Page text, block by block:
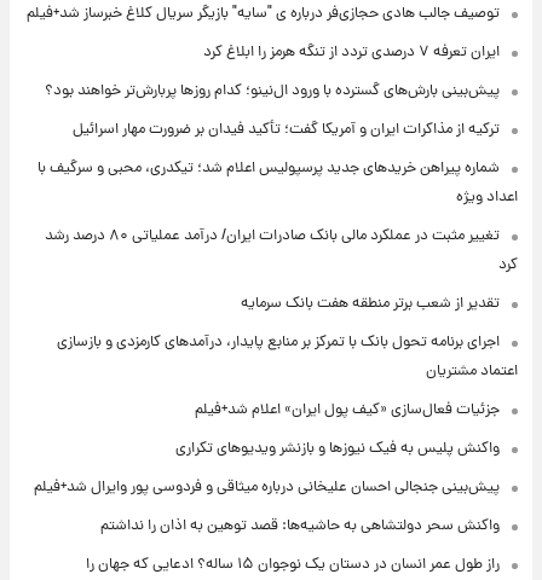
توصیف جالب هادی حجازی‌فر درباره ی "سایه" بازیگر سریال کلاغ خبرساز شد+فیلم
ایران تعرفه ۷ درصدی تردد از تنگه هرمز را ابلاغ کرد
پیش‌بینی بارش‌های گسترده با ورود ال‌نینو؛ کدام روزها پربارش‌تر خواهند بود؟
ترکیه از مذاکرات ایران و آمریکا گفت؛ تأکید فیدان بر ضرورت مهار اسرائیل
شماره پیراهن خریدهای جدید پرسپولیس اعلام شد؛ تیکدری، محبی و سرگیف با
اعداد ویژه
تغییر مثبت در عملکرد مالی بانک صادرات ایران/ درآمد عملیاتی ۸۰ درصد رشد
کرد
تقدیر از شعب برتر منطقه هفت بانک سرمایه
اجرای برنامه تحول بانک با تمرکز بر منابع پایدار، درآمدهای کارمزدی و بازسازی
اعتماد مشتریان
جزئیات فعال‌سازی «کیف پول ایران» اعلام شد+فیلم
واکنش پلیس به فیک نیوزها و بازنشر ویدیوهای تکراری
پیش‌بینی جنجالی احسان علیخانی درباره میثاقی و فردوسی پور وایرال شد+فیلم
واکنش سحر دولتشاهی به حاشیه‌ها: قصد توهین به اذان را نداشتم
راز طول عمر انسان در دستان یک نوجوان ۱۵ ساله؟ ادعایی که جهان را